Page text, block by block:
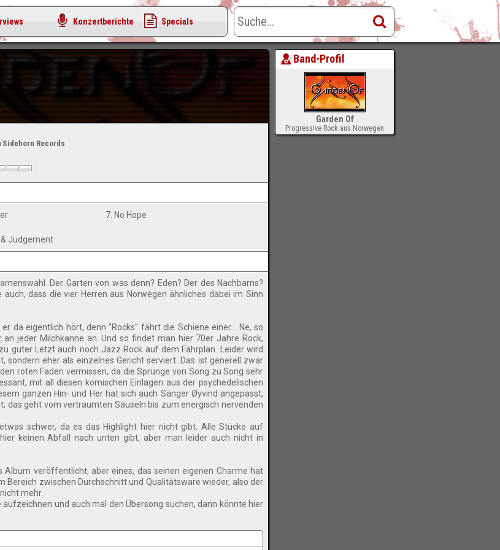
Sidehorn Records
Judgement
7. No Hope
Der Garten von was denn? Eden? Der des Nachbarns?
dass die vier Herren aus Norwegen ähnliches dabei im Sinn
da eigentlich hört, denn ''Rocks'' fährt die Schiene einer... Ne, so
jeder Milchkanne an. Und so findet man hier 70er Jahre Rock,
guter Letzt auch noch Jazz Rock auf dem Fahrplan. Leider wird
sondern eher als einzelnes Gericht serviert. Das ist generell zwar
roten Faden vermissen, da die Sprünge von Song zu Song sehr
mit all diesen komischen Einlagen aus der psychedelischen
ganzen Hin- und Her hat sich auch Sänger Øyvind angepasst,
das geht vom verträumten Säuseln bis zum energisch nervenden
schwer, da es das Highlight hier nicht gibt. Alle Stücke auf
keinen Abfall nach unten gibt, aber man leider auch nicht in
Album veröffentlicht, aber eines, das seinen eigenen Charme hat
Bereich zwischen Durchschnitt und Qualitätsware wieder, also der
mehr.
und auch mal den Übersong suchen, dann könnte hier
Band-Profil
Garden Of
Progressive Rock aus Norwegen
Konzertberichte Specials